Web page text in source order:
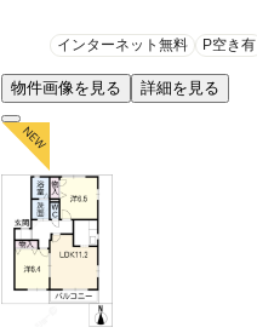
インターネット無料 P空き有
物件画像を見る 詳細を見る